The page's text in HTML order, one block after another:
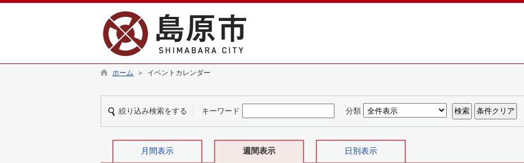
ホーム ＞ イベントカレンダー
絞り込み検索をする キーワード 分類
月間表示 週間表示 日別表示